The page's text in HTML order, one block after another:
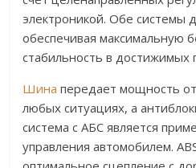
электроникой. Обе системы
обеспечивая максимальную
стабильность в достижимых
Шина передает мощность
любых ситуациях, а
система с АБС является
управления автомобилем.